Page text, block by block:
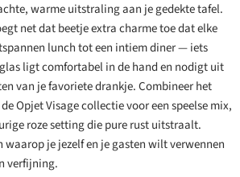
warme uitstraling aan je gedekte tafel.
net dat beetje extra charme toe dat elke
lunch tot een intiem diner — iets
ligt comfortabel in de hand en nodigt uit
van je favoriete drankje. Combineer het
Opjet Visage collectie voor een speelse mix,
roze setting die pure rust uitstraalt.
waarop je jezelf en je gasten wilt verwennen
verfijning.